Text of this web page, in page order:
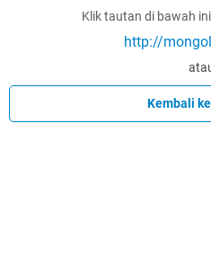
Klik tautan di bawah
http://
Kembali